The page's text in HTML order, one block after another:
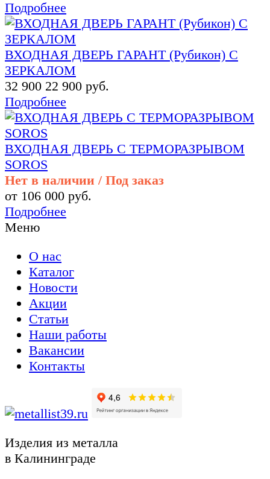
Подробнее
ВХОДНАЯ ДВЕРЬ ГАРАНТ (Рубикон) С
ЗЕРКАЛОМ
32 900 22 900 руб.
Подробнее
ВХОДНАЯ ДВЕРЬ С ТЕРМОРАЗРЫВОМ
SOROS
Нет в наличии / Под заказ
от 106 000 руб.
Подробнее
Меню
О нас
Каталог
Новости
Акции
Статьи
Наши работы
Вакансии
Контакты
Изделия из металла
в Калининграде